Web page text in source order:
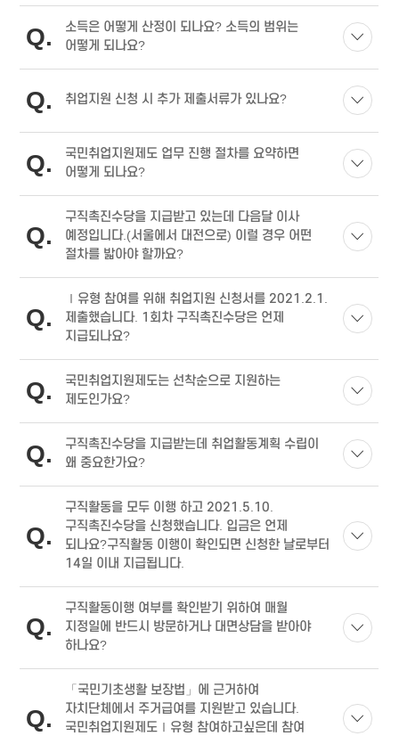
Q
소득은 어떻게 산정이 되나요? 소득의 범위는
어떻게 되나요?
Q 취업지원 신청 시 추가 제출서류가 있나요?
Q
국민취업지원제도 업무 진행 절차를 요약하면
어떻게 되나요?
Q
구직촉진수당을 지급받고 있는데 다음달 이사
예정입니다.(서울에서 대전으로) 이럴 경우 어떤
절차를 밟아야 할까요?
Q
Ⅰ유형 참여를 위해 취업지원 신청서를 2021.2.1.
제출했습니다. 1회차 구직촉진수당은 언제
지급되나요?
Q
국민취업지원제도는 선착순으로 지원하는
제도인가요?
Q
구직촉진수당을 지급받는데 취업활동계획 수립이
왜 중요한가요?
Q
구직활동을 모두 이행 하고 2021.5.10.
구직촉진수당을 신청했습니다. 입금은 언제
되나요?구직활동 이행이 확인되면 신청한 날로부터
14일 이내 지급됩니다.
Q
구직활동이행 여부를 확인받기 위하여 매월
지정일에 반드시 방문하거나 대면상담을 받아야
하나요?
Q
「국민기초생활 보장법」에 근거하여
자치단체에서 주거급여를 지원받고 있습니다.
국민취업지원제도Ⅰ유형 참여하고싶은데 참여